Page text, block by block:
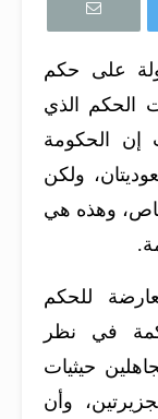
على حكم
الحكم الذي
إن الحكومة
ولكن
وهذه هي
للحكم
في نظر
حيثيات
وأن